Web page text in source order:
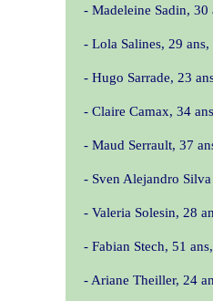
- Madeleine Sadin, 30
- Lola Salines, 29
- Hugo Sarrade, 23
- Claire Camax, 34
- Maud Serrault, 37
- Sven Alejandro
- Valeria Solesin, 28
- Fabian Stech, 51
- Ariane Theiller, 24